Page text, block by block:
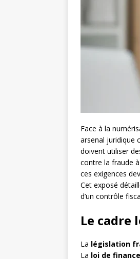
Face à la
arsenal juridique
doivent utiliser
contre la fraude
ces exigences
Cet exposé
d’un contrôle
Le cadre
La législation
La loi de